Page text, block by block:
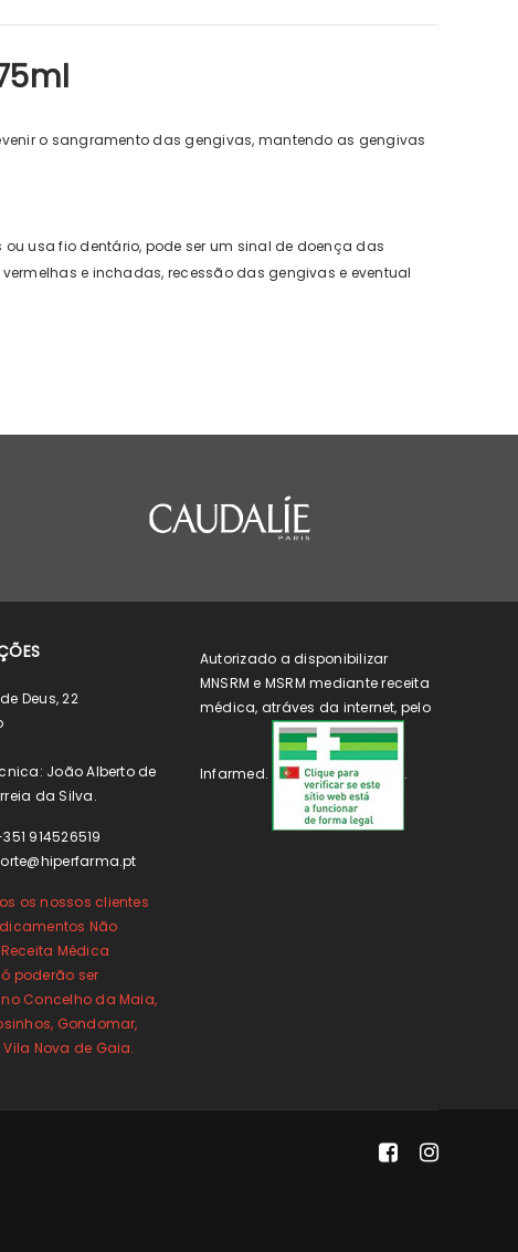
IFC
€43,40
o sangramento das gengivas, mantendo as gengivas
usa fio dentário, pode ser um sinal de doença das
e inchadas, recessão das gengivas e eventual
Deus, 22
João Alberto de
da Silva.
914526519
os nossos clientes
Não
Médica
poderão ser
Concelho da Maia,
Gondomar,
Nova de Gaia.
Autorizado a disponibilizar
MNSRM e MSRM mediante receita
médica, atráves da internet, pelo
Infarmed. .